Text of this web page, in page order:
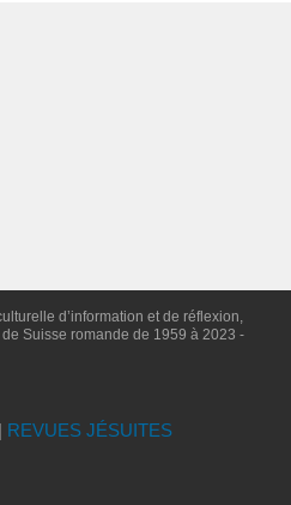
d’information et de réflexion,
Suisse romande de 1959 à 2023 -
REVUES JÉSUITES